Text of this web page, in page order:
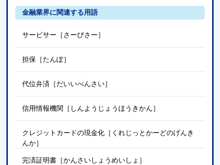
金融業界に関連する用語
サービサー［さーびさー］
担保［たんぽ］
代位弁済［だいいべんさい］
信用情報機関［しんようじょうほうきかん］
クレジットカードの現金化［くれじっとかーどのげんき
んか］
完済証明書［かんさいしょうめいしょ］